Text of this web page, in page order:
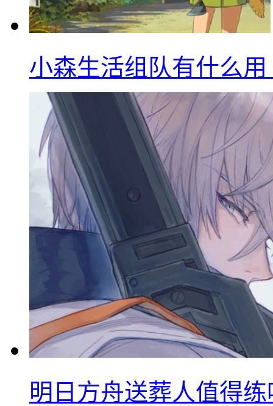
小森生活组队有什么
明日方舟送葬人值得